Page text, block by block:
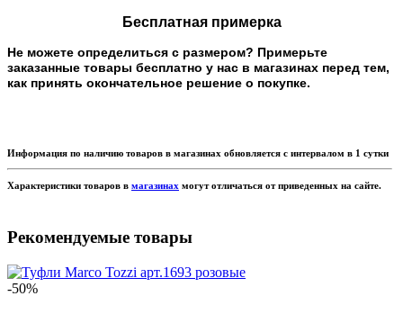
Бесплатная примерка
Не можете определиться с размером? Примерьте
заказанные товары бесплатно у нас в магазинах перед тем,
как принять окончательное решение о покупке.
Информация по наличию товаров в магазинах обновляется с интервалом в 1 сутки
Характеристики товаров в магазинах могут отличаться от приведенных на сайте.
Рекомендуемые товары
-50%